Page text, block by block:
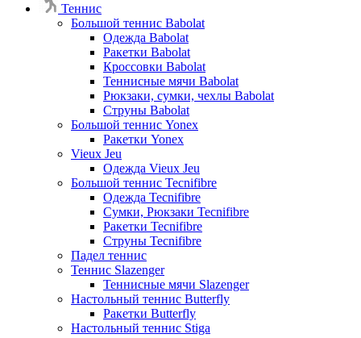
Теннис
Большой теннис Babolat
Одежда Babolat
Ракетки Babolat
Кроссовки Babolat
Теннисные мячи Babolat
Рюкзаки, сумки, чехлы Babolat
Струны Babolat
Большой теннис Yonex
Ракетки Yonex
Vieux Jeu
Одежда Vieux Jeu
Большой теннис Tecnifibre
Одежда Tecnifibre
Сумки, Рюкзаки Tecnifibre
Ракетки Tecnifibre
Струны Tecnifibre
Падел теннис
Теннис Slazenger
Теннисные мячи Slazenger
Настольный теннис Butterfly
Ракетки Butterfly
Настольный теннис Stiga